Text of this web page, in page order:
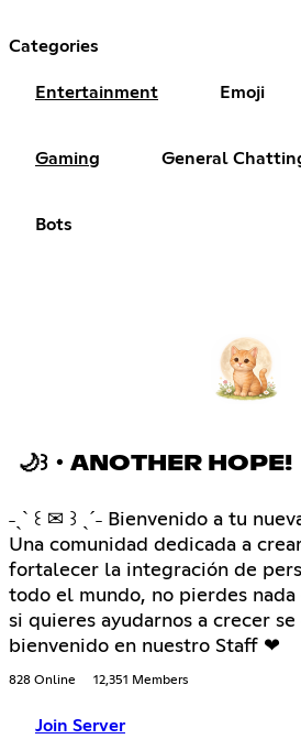
Categories
Entertainment Emoji
Gaming General
Bots
🌙꒱・ANOTHER HOPE!
˗ˏˋ ꒰ ✉ ꒱ ˎˊ˗ Bienvenido a tu
Una comunidad dedicada a
fortalecer la integración de
todo el mundo, no pierdes nada
si quieres ayudarnos a crecer
bienvenido en nuestro Staff ❤
828 Online 12,351 Members
Join Server